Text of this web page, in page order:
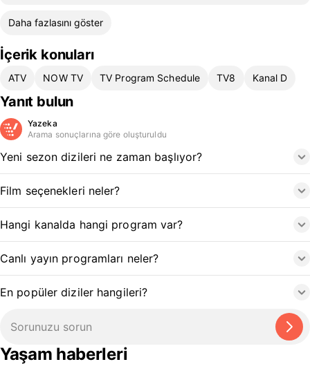
Daha fazlasını göster
İçerik konuları
ATV NOW TV TV Program Schedule TV8 Kanal D
Yanıt bulun
Yazeka
Arama sonuçlarına göre oluşturuldu
Yeni sezon dizileri ne zaman başlıyor?
Film seçenekleri neler?
Hangi kanalda hangi program var?
Canlı yayın programları neler?
En popüler diziler hangileri?
Yaşam haberleri